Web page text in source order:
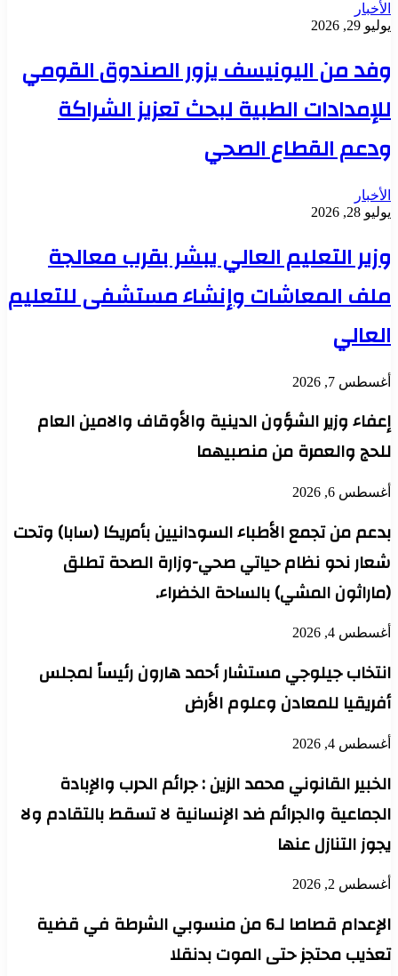
الأخبار
يوليو 29, 2026
وفد من اليونيسف يزور الصندوق القومي
للإمدادات الطبية لبحث تعزيز الشراكة
ودعم القطاع الصحي
الأخبار
يوليو 28, 2026
وزير التعليم العالي يبشر بقرب معالجة
ملف المعاشات وإنشاء مستشفى للتعليم
العالي
أغسطس 7, 2026
إعفاء وزير الشؤون الدينية والأوقاف والامين العام
للحج والعمرة من منصبيهما
أغسطس 6, 2026
بدعم من تجمع الأطباء السودانيين بأمريكا (سابا) وتحت
شعار نحو نظام حياتي صحي-وزارة الصحة تطلق
(ماراثون المشي) بالساحة الخضراء.
أغسطس 4, 2026
انتخاب جيلوجي مستشار أحمد هارون رئيساً لمجلس
أفريقيا للمعادن وعلوم الأرض
أغسطس 4, 2026
الخبير القانوني محمد الزين : جرائم الحرب والإبادة
الجماعية والجرائم ضد الإنسانية لا تسقط بالتقادم ولا
يجوز التنازل عنها
أغسطس 2, 2026
الإعدام قصاصا لـ6 من منسوبي الشرطة في قضية
تعذيب محتجز حتى الموت بدنقلا